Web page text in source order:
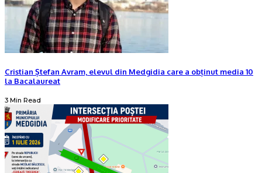
Cristian Ștefan Avram, elevul din Medgidia care a obținut media 10
la Bacalaureat
3 Min Read